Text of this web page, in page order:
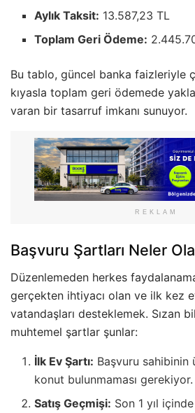
Aylık Taksit: 13.587,23 TL
Toplam Geri Ödeme:
Bu tablo, güncel banka faizleriyle
kıyasla toplam geri ödemede
varan bir tasarruf imkanı sunuyor.
REKLAM
Başvuru Şartları Neler
Düzenlemeden herkes
gerçekten ihtiyacı olan ve ilk kez
vatandaşları desteklemek. Sızan
muhtemel şartlar şunlar:
İlk Ev Şartı: Başvuru sahibinin
konut bulunmaması gerekiyor.
Satış Geçmişi: Son 1 yıl